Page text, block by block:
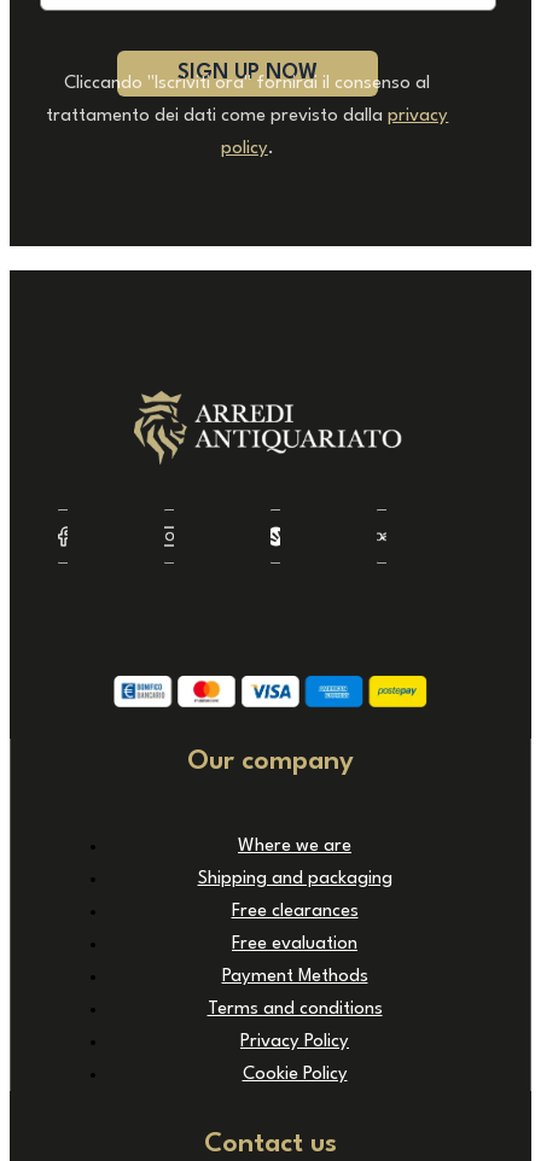
Cliccando "Iscriviti ora" fornirai il consenso al
trattamento dei dati come previsto dallaprivacy
policy.
Our company
Where we are
Shipping and packaging
Free clearances
Free evaluation
Payment Methods
Terms and conditions
Privacy Policy
Cookie Policy
Contact us